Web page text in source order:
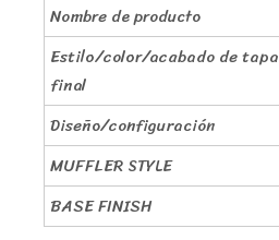
Nombre de producto
Estilo/color/acabado de tapa
final
Diseño/configuración
MUFFLER STYLE
BASE FINISH